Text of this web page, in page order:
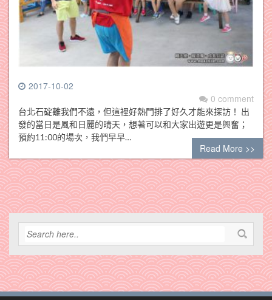
2017-10-02
0 comment
台北石碇離我們不遠，但這裡好熱門排了好久才能來探訪！ 出
發的當日是風和日麗的晴天，想著可以和大家出遊更是興奮；
預約11:00的場次，我們早早…
Read More >>